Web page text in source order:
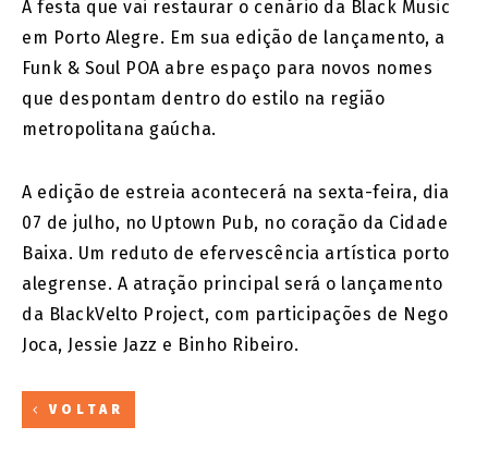
A festa que vai restaurar o cenário da Black Music
em Porto Alegre. Em sua edição de lançamento, a
Funk & Soul POA abre espaço para novos nomes
que despontam dentro do estilo na região
metropolitana gaúcha.
A edição de estreia acontecerá na sexta-feira, dia
07 de julho, no Uptown Pub, no coração da Cidade
Baixa. Um reduto de efervescência artística porto
alegrense. A atração principal será o lançamento
da BlackVelto Project, com participações de Nego
Joca, Jessie Jazz e Binho Ribeiro.
VOLTAR